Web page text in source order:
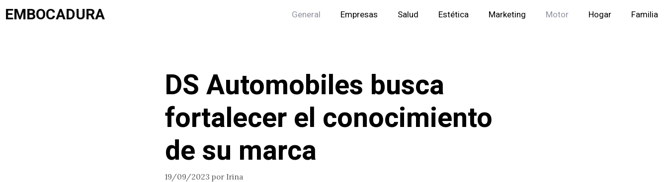
Saltar
alEMBOCADURA General Empresas Salud Estética Marketing Motor Hogar Familia
DS Automobiles busca
fortalecer el conocimiento
de su marca
19/09/2023 por Irina